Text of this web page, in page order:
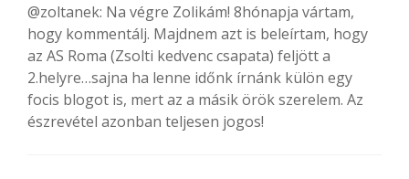
@zoltanek: Na végre Zolikám! 8hónapja vártam,
hogy kommentálj. Majdnem azt is beleírtam, hogy
az AS Roma (Zsolti kedvenc csapata) feljött a
2.helyre…sajna ha lenne időnk írnánk külön egy
focis blogot is, mert az a másik örök szerelem. Az
észrevétel azonban teljesen jogos!